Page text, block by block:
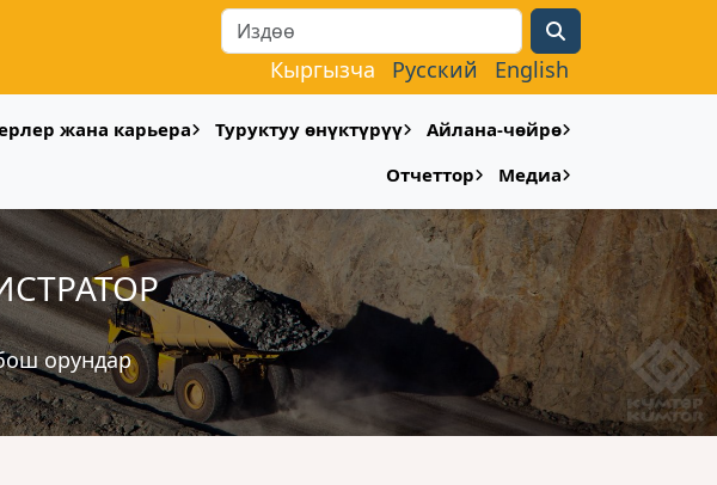
Search
Кыргызча Русский English
жана карьера Туруктуу өнүктүрүү
Айлана-чөйрө
Отчеттор
Медиа
орундар